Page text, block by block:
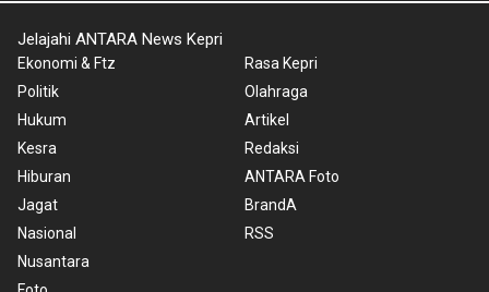
Jelajahi ANTARA News Kepri
Ekonomi & Ftz
Politik
Hukum
Kesra
Hiburan
Jagat
Nasional
Nusantara
Rasa Kepri
Olahraga
Artikel
Redaksi
ANTARA Foto
BrandA
RSS